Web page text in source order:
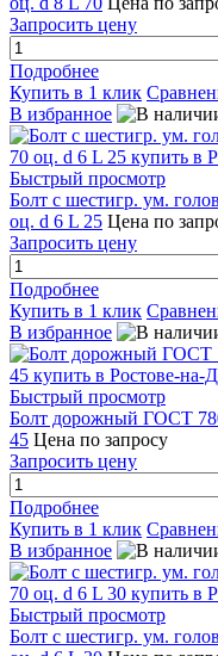
Запросить цену
Подробнее
Купить в 1 клик
В избранное
Быстрый просмотр
Болт с шестигр. ум.
оц. d 6 L 25 Цена по
Запросить цену
Подробнее
Купить в 1 клик
В избранное
Быстрый просмотр
Болт дорожный ГОСТ
45 Цена по запросу
Запросить цену
Подробнее
Купить в 1 клик
В избранное
Быстрый просмотр
Болт с шестигр. ум.